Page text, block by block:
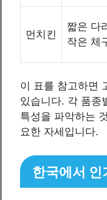
먼치킨
짧은 다
작은 체
이 표를 참고하면
있습니다. 각 품종
특성을 파악하는
요한 자세입니다.
한국에서 인